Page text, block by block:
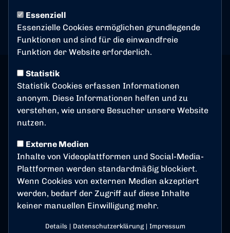
Essenziell
Essenzielle Cookies ermöglichen grundlegende
Funktionen und sind für die einwandfreie
Funktion der Website erforderlich.
Statistik
Statistik Cookies erfassen Informationen
anonym. Diese Informationen helfen und zu
verstehen, wie unsere Besucher unsere Website
nutzen.
Externe Medien
Inhalte von Videoplattformen und Social-Media-
Plattformen werden standardmäßig blockiert.
Wenn Cookies von externen Medien akzeptiert
werden, bedarf der Zugriff auf diese Inhalte
keiner manuellen Einwilligung mehr.
Details | Datenschutzerklärung | Impressum
Wegbeschreibung